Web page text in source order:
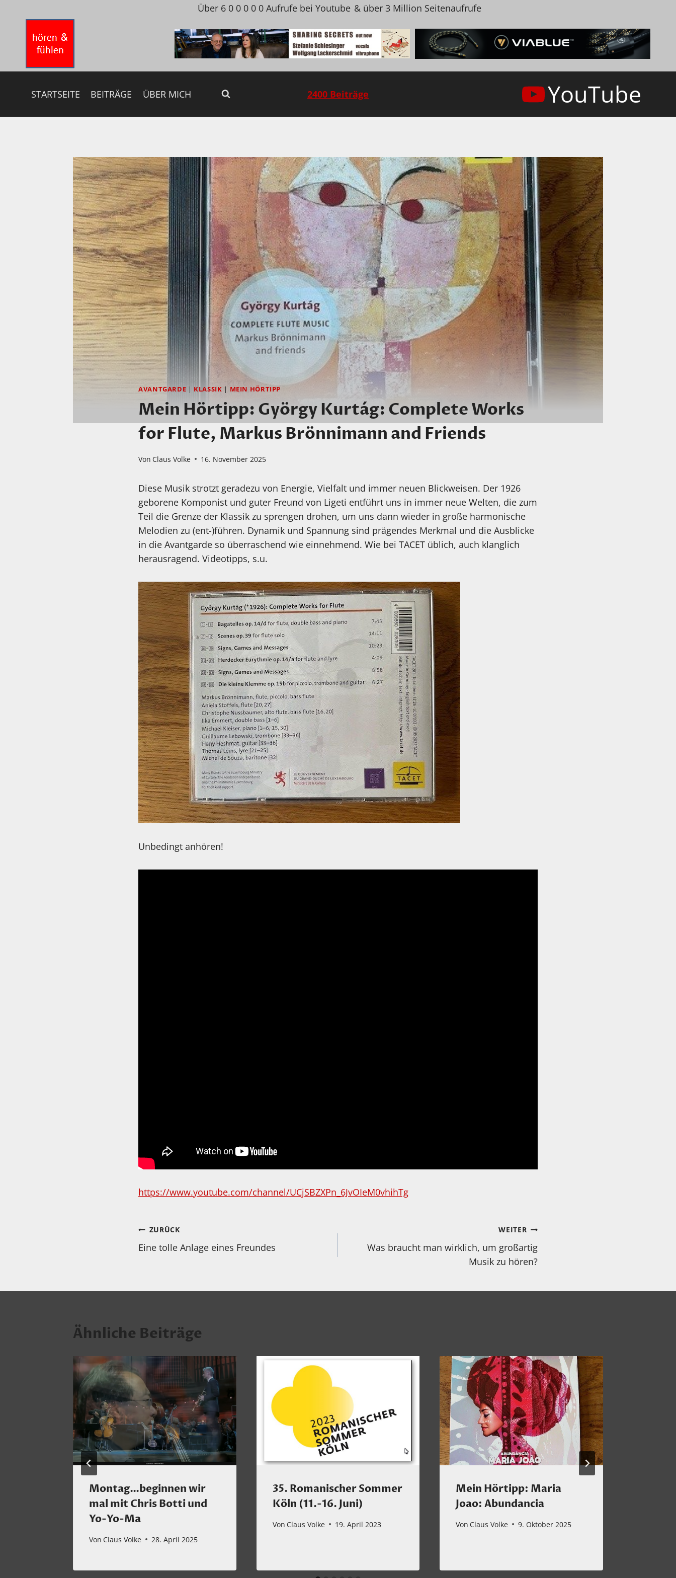
springen
Über 6 0 0 0 0 0 Aufrufe bei Youtube & über 3 Million Seitenaufrufe
STARTSEITE BEITRÄGE ÜBER MICH 2400 Beiträge YouTube
AVANTGARDE | KLASSIK | MEIN HÖRTIPP
Mein Hörtipp: György Kurtág: Complete Works
for Flute, Markus Brönnimann and Friends
Von Claus Volke 16. November 2025
Diese Musik strotzt geradezu von Energie, Vielfalt und immer neuen Blickweisen. Der 1926
geborene Komponist und guter Freund von Ligeti entführt uns in immer neue Welten, die zum
Teil die Grenze der Klassik zu sprengen drohen, um uns dann wieder in große harmonische
Melodien zu (ent-)führen. Dynamik und Spannung sind prägendes Merkmal und die Ausblicke
in die Avantgarde so überraschend wie einnehmend. Wie bei TACET üblich, auch klanglich
herausragend. Videotipps, s.u.
Unbedingt anhören!
https://www.youtube.com/channel/UCjSBZXPn_6JvOIeM0vhihTg
Beitragsnavigation
ZURÜCK
Eine tolle Anlage eines Freundes
WEITER
Was braucht man wirklich, um großartig
Musik zu hören?
Ähnliche Beiträge
Montag…beginnen wir
mal mit Chris Botti und
Yo-Yo-Ma
Von Claus Volke 28. April 2025
35. Romanischer Sommer
Köln (11.-16. Juni)
Von Claus Volke 19. April 2023
Mein Hörtipp: Maria
Joao: Abundancia
Von Claus Volke 9. Oktober 2025